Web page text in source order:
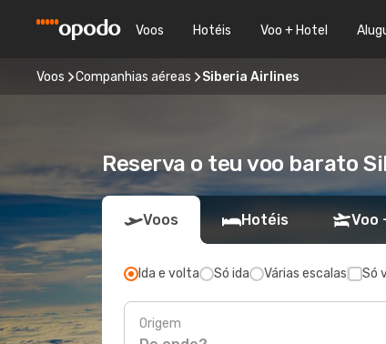
Voos Hotéis Voo + Hotel
Voos Companhias aéreas Siberia Airlines
Reserva o teu voo barato
Voos Hotéis Voo
Ida e volta Só ida Várias escalas Só
Origem